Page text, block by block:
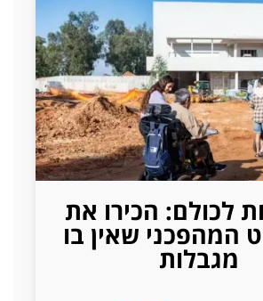
לכולם: הכירו את
המהפכני שאין בו
מגבלות